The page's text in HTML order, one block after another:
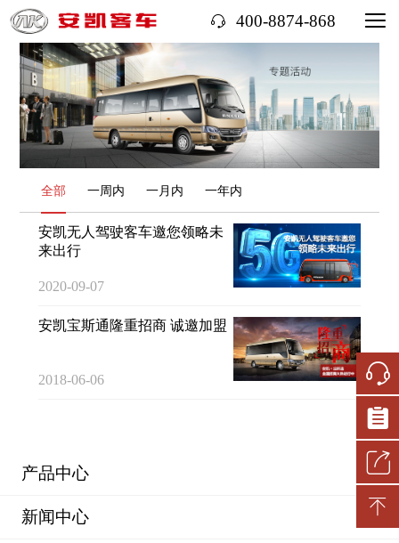
400-8874-868
全部 一周内 一月内 一年内
安凯无人驾驶客车邀您领略未
来出行
2020-09-07
安凯宝斯通隆重招商 诚邀加盟
2018-06-06
产品中心
新闻中心